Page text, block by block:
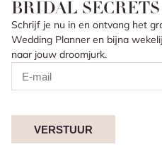
BRIDAL
Schrijf je nu in en ontvang het
Wedding Planner en bijna
naar jouw droomjurk.
VERSTUUR